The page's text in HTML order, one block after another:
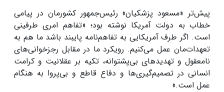
پیش‌تر «مسعود پزشکیان» رئیس‌جمهور کشورمان در پیامی
خطاب به دولت آمریکا نوشته بود؛ «تفاهم امری طرفینی
است. اگر طرف آمریکایی به تفاهم‌نامه پایبند باشد ما هم به
تعهدات‌مان عمل می‌کنیم. رویکرد ما در مقابل رجزخوانی‌های
نامعقول و تهدیدهای بی‌پشتوانه، تکیه بر عقلانیت و کرامت
انسانی در تصمیم‌گیری‌ها و دفاع قاطع و بی‌پروا به هنگام
عمل است.»